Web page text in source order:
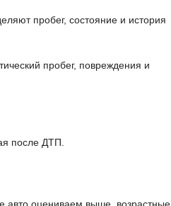
пробег, состояние и история
пробег, повреждения и
после ДТП.